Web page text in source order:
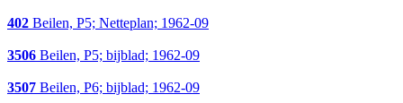
402 Beilen, P5; Netteplan; 1962-09
3506 Beilen, P5; bijblad; 1962-09
3507 Beilen, P6; bijblad; 1962-09